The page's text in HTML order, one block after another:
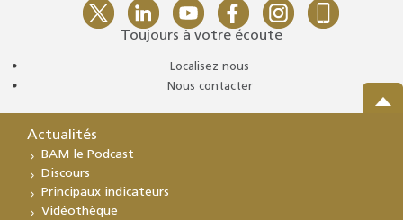
Toujours à votre écoute
Localisez nous
Nous contacter
Actualités
BAM le Podcast
Discours
Principaux indicateurs
Vidéothèque